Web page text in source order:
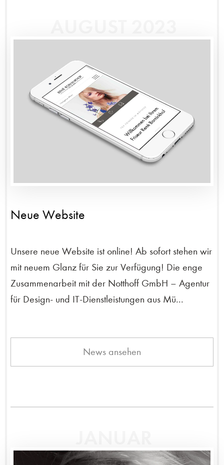
Neue Website
Unsere neue Website ist online! Ab sofort stehen wir
mit neuem Glanz für Sie zur Verfügung! Die enge
Zusammenarbeit mit der Notthoff GmbH – Agentur
für Design- und IT-Dienstleistungen aus Mü...
News ansehen